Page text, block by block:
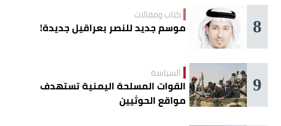
8 كتاب ومقالات
موسم جديد للنصر بعراقيل جديدة!
9 السياسة
القوات المسلحة اليمنية تستهدف
مواقع الحوثيين